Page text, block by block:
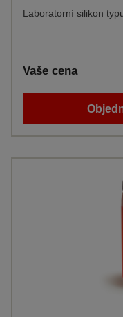
Laboratorní silikon
Vaše cena